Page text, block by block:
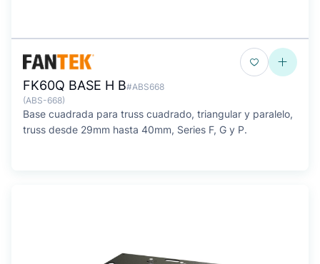
FK60Q BASE H B#ABS668
(ABS-668)
Base cuadrada para truss cuadrado, triangular y paralelo,
truss desde 29mm hasta 40mm, Series F, G y P.